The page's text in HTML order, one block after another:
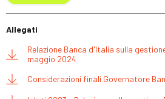
Allegati
Relazione Banca d'Italia sulla
maggio 2024
Considerazioni finali Governatore